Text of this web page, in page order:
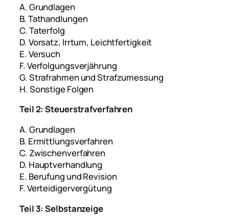
A. Grundlagen
B. Tathandlungen
C. Taterfolg
D. Vorsatz, Irrtum, Leichtfertigkeit
E. Versuch
F. Verfolgungsverjährung
G. Strafrahmen und Strafzumessung
H. Sonstige Folgen
Teil 2: Steuerstrafverfahren
A. Grundlagen
B. Ermittlungsverfahren
C. Zwischenverfahren
D. Hauptverhandlung
E. Berufung und Revision
F. Verteidigervergütung
Teil 3: Selbstanzeige